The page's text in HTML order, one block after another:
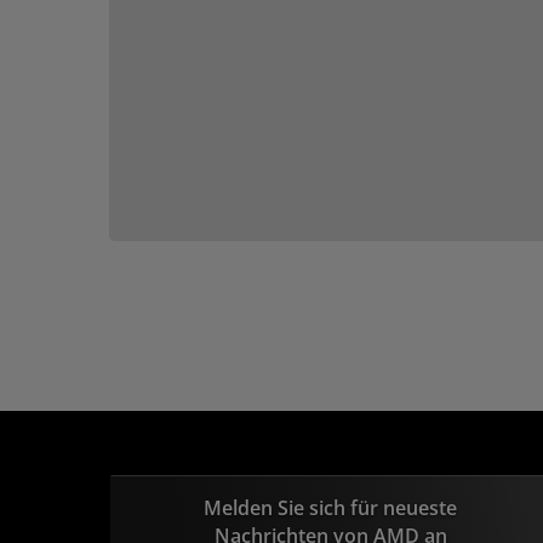
Melden Sie sich für neueste
Nachrichten von AMD an